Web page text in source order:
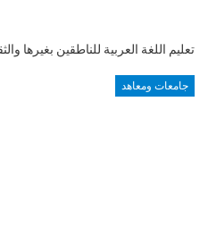
تعليم اللغة العربية للناطقين بغيرها
جامعات ومعاهد